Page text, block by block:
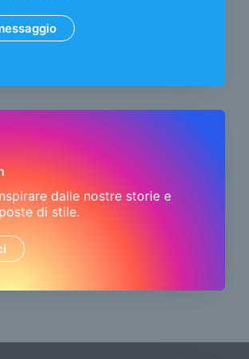
dalle nostre storie e
di stile.